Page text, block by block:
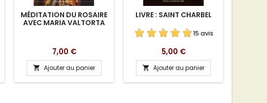
MÉDITATION DU ROSAIRE
AVEC MARIA VALTORTA
Prix
7,00 €
 Ajouter au panier
LIVRE : SAINT CHARBEL
15 avis
Prix
5,00 €
 Ajouter au panier